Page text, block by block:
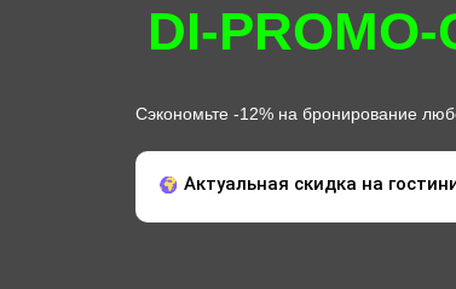
DI-
Сэкономьте -12% на бронирование
Актуальная скидка на